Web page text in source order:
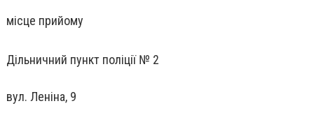
місце прийому
Дільничний пункт поліції № 2
вул. Леніна, 9